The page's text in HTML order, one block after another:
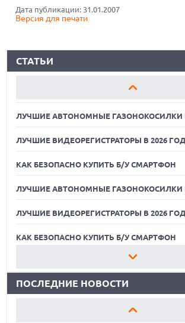
Дата публикации: 31.01.2007
Версия для печати
СТАТЬИ
КАК БЕЗОПАСНО КУПИТЬ Б/У СМАРТФОН
КАК БЕЗОПАСНО КУПИТЬ Б/У СМАРТФОН
ЛУЧШИЕ АВТОНОМНЫЕ ГАЗОНОКОСИЛКИ
ЛУЧШИЕ ВИДЕОРЕГИСТРАТОРЫ В 2026
КАК БЕЗОПАСНО КУПИТЬ Б/У СМАРТФОН
ЛУЧШИЕ АВТОНОМНЫЕ ГАЗОНОКОСИЛКИ
ЛУЧШИЕ ВИДЕОРЕГИСТРАТОРЫ В 2026
КАК БЕЗОПАСНО КУПИТЬ Б/У СМАРТФОН
ЛУЧШИЕ АВТОНОМНЫЕ ГАЗОНОКОСИЛКИ В
ЛУЧШИЕ ВИДЕОРЕГИСТРАТОРЫ В 2026
КАК БЕЗОПАСНО КУПИТЬ Б/У СМАРТФОН
ПОСЛЕДНИЕ НОВОСТИ
07.08.2026
ПОВТОРИТ УСПЕХ ЛЕГЕНДАРНЫХ
ВСЕХ ПОЛЬЗОВАТЕЛЕЙ CHATGPT